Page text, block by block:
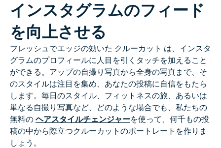
インスタグラムのフィード
を向上させる
フレッシュでエッジの効いた クルーカット は、インスタ
グラムのプロフィールに人目を引くタッチを加えること
ができる。アップの自撮り写真から全身の写真まで、そ
のスタイルは注目を集め、あなたの投稿に自信をもたら
します。毎日のスタイル、フィットネスの旅、あるいは
単なる自撮り写真など、どのような場合でも、私たちの
無料の ヘアスタイルチェンジャーを使って、何千もの投
稿の中から際立つクルーカットのポートレートを作りま
しょう。